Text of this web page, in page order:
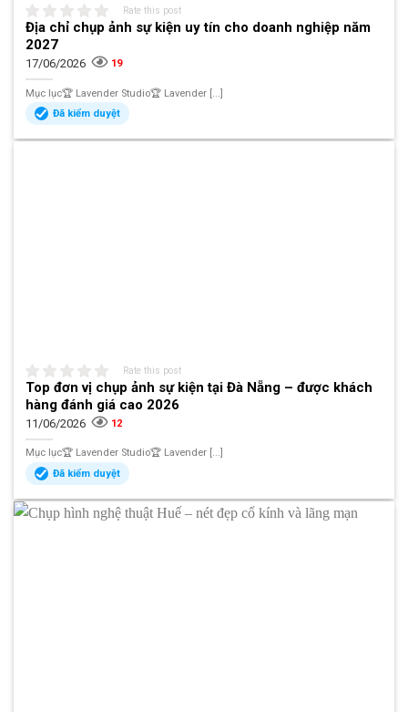
Rate this post
Địa chỉ chụp ảnh sự kiện uy tín cho doanh nghiệp năm
2027
17/06/2026 19
Mục lục🏆 Lavender Studio🏆 Lavender [...]
Đã kiểm duyệt
Rate this post
Top đơn vị chụp ảnh sự kiện tại Đà Nẵng – được khách
hàng đánh giá cao 2026
11/06/2026 12
Mục lục🏆 Lavender Studio🏆 Lavender [...]
Đã kiểm duyệt